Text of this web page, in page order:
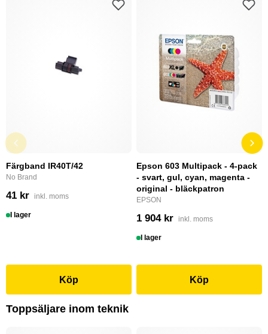
Färgband IR40T/42
No Brand
41 kr inkl. moms
I lager
Köp
Epson 603 Multipack - 4-pack
- svart, gul, cyan, magenta -
original - bläckpatron
EPSON
1 904 kr inkl. moms
I lager
Köp
Toppsäljare inom teknik